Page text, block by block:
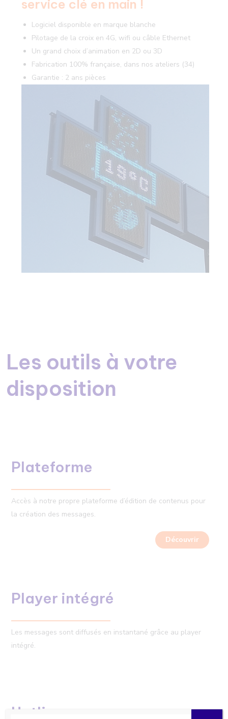
service clé en main !
Logiciel disponible en marque blanche
Pilotage de la croix en 4G, wifi ou câble Ethernet
Un grand choix d’animation en 2D ou 3D
Fabrication 100% française, dans nos ateliers (34)
Garantie : 2 ans pièces
Les outils à votre
disposition
Plateforme
Accès à notre propre plateforme d’édition de contenus pour
la création des messages.
Découvrir
Player intégré
Les messages sont diffusés en instantané grâce au player
intégré.
Hotline